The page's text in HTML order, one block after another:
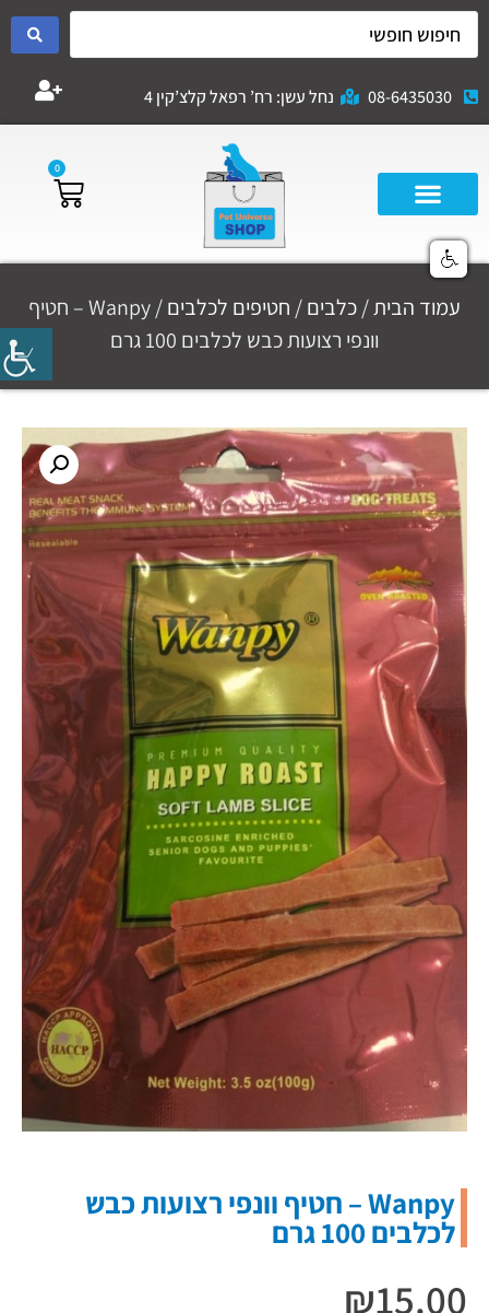
08-6435030 נחל עשן: רח’ רפאל קלצ’קין 4
0
עמוד הבית/כלבים/ חטיפים לכלבים
/ Wanpy – חטיף
וונפי רצועות כבש לכלבים 100 גרם
Wanpy – חטיף וונפי רצועות כבש
לכלבים 100 גרם
₪15.00